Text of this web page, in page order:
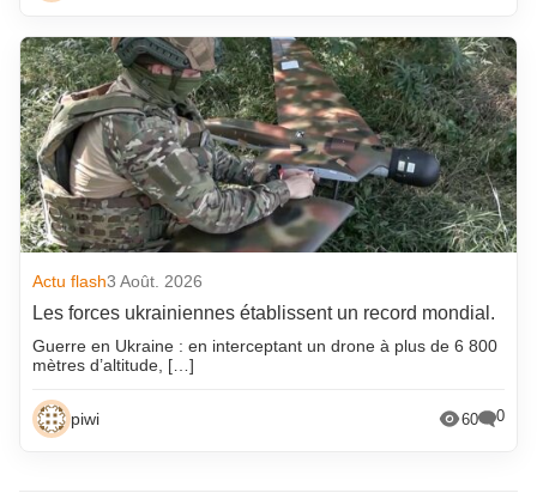
Actu flash3 Août. 2026
Les forces ukrainiennes établissent un record mondial.
Guerre en Ukraine : en interceptant un drone à plus de 6 800
mètres d’altitude, […]
piwi 60 0